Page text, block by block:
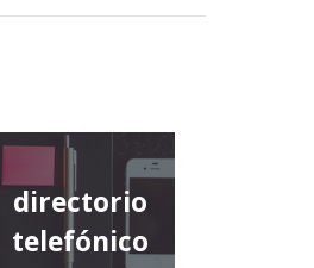
directorio
telefónico